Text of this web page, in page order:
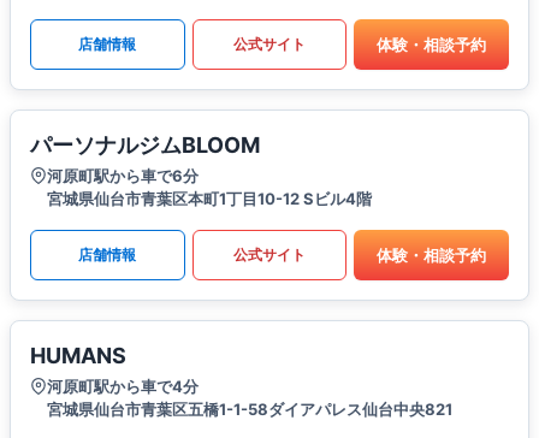
店舗情報 公式サイト 体験・相談予約
パーソナルジムBLOOM
河原町駅から車で6分
宮城県仙台市青葉区本町1丁目10-12 Sビル4階
店舗情報 公式サイト 体験・相談予約
HUMANS
河原町駅から車で4分
宮城県仙台市青葉区五橋1-1-58ダイアパレス仙台中央821